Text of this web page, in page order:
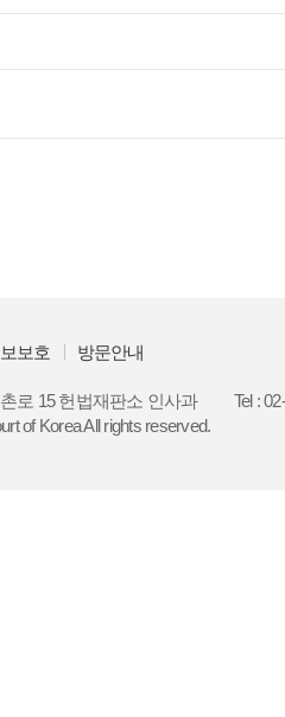
보호 방문안내
로 15 헌법재판소 인사과
Tel :
of Korea All rights reserved.